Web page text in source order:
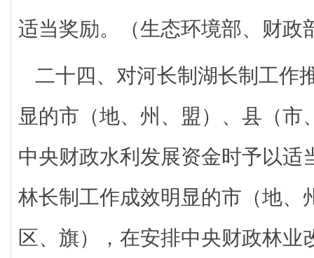
适当奖励。（生态环境部、财政
二十四、对河长制湖长制工作
显的市（地、州、盟）、县（市
中央财政水利发展资金时予以适
林长制工作成效明显的市（地、
区、旗），在安排中央财政林业